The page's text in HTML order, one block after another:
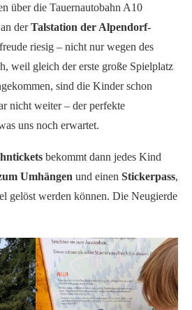
über die Tauernautobahn A10
derTalstation der Alpendorf-
riesig – nicht nur wegen des
weil gleich der erste große Spielplatz
sind die Kinder schon
nicht weiter – der perfekte
uns noch erwartet.
bekommt dann jedes Kind
Umhängen und einen Stickerpass,
gelöst werden können. Die Neugierde